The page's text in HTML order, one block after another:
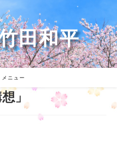
田和平
メニュー
」